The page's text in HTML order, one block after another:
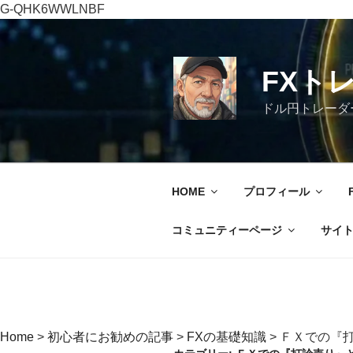
G-QHK6WWLNBF
コ
ス
キ
FXト
ドル円トレー
HOME プロフィール
コミュニティーページ サイ
Home > 初心者にお勧めの記事 > FXの基礎知識 > ＦＸでの『